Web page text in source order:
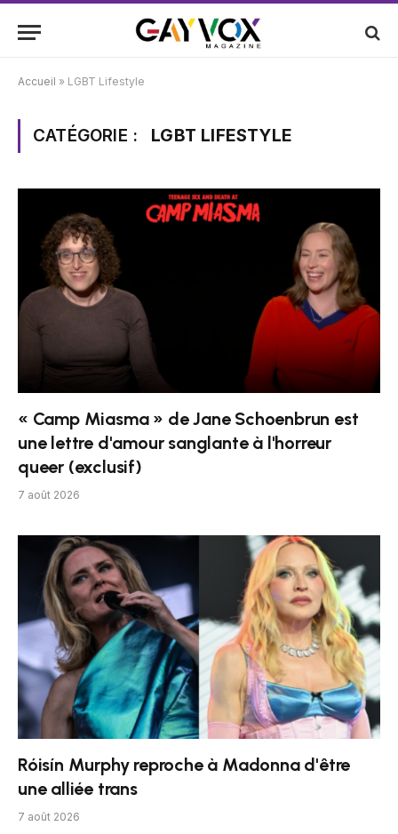
Accueil » LGBT Lifestyle
CATÉGORIE : LGBT LIFESTYLE
« Camp Miasma » de Jane Schoenbrun est
une lettre d'amour sanglante à l'horreur
queer (exclusif)
7 août 2026
Róisín Murphy reproche à Madonna d'être
une alliée trans
7 août 2026